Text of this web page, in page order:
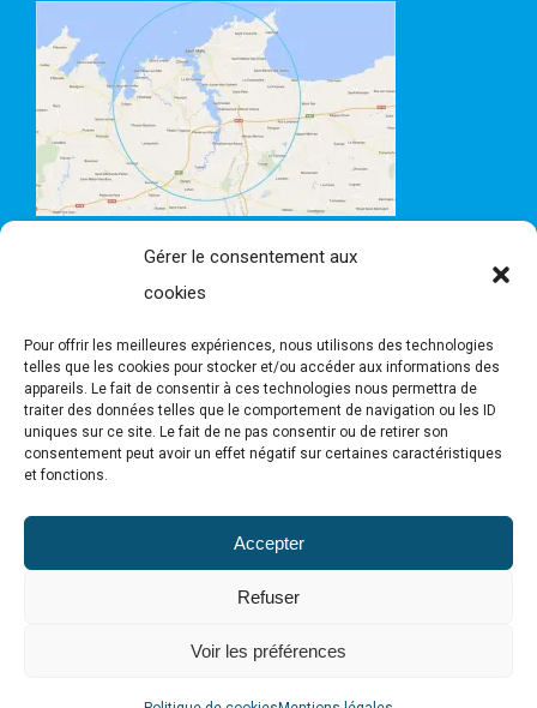
Gérer le consentement aux
cookies
Pour offrir les meilleures expériences, nous utilisons des technologies
telles que les cookies pour stocker et/ou accéder aux informations des
appareils. Le fait de consentir à ces technologies nous permettra de
traiter des données telles que le comportement de navigation ou les ID
uniques sur ce site. Le fait de ne pas consentir ou de retirer son
consentement peut avoir un effet négatif sur certaines caractéristiques
et fonctions.
Accepter
Refuser
Voir les préférences
Politique de cookies (UE)